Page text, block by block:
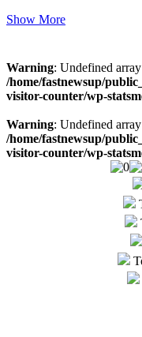
Show More
Warning: Undefined
/home/fastnewsup/
visitor-counter/wp-
Warning: Undefined
/home/fastnewsup/
visitor-counter/wp-